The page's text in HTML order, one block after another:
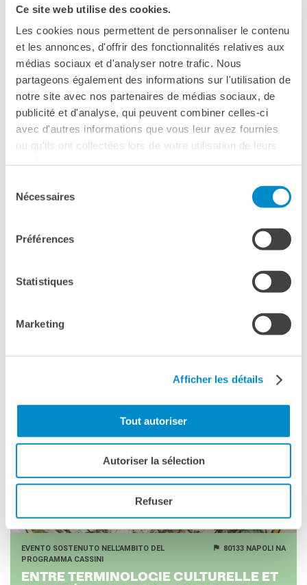
Ce site web utilise des cookies.
Les cookies nous permettent de personnaliser le contenu
et les annonces, d'offrir des fonctionnalités relatives aux
médias sociaux et d'analyser notre trafic. Nous
partageons également des informations sur l'utilisation de
notre site avec nos partenaires de médias sociaux, de
publicité et d'analyse, qui peuvent combiner celles-ci
avec d'autres informations que vous leur avez fournies
ou qu'ils ont collectées lors de votre utilisation de leurs
Nécessaires
Préférences
Statistiques
Marketing
Afficher les détails
Tout autoriser
Autoriser la sélection
Refuser
EVENTO SOSTENUTO NELL'AMBITO DEL PROGRAMMA
OÙ COM­MEN­CE LA MER ?
UNIVERSITÀ DI BOLOGNA
23 MARZO, 8:30
COM­PLEX OB­JEC­TS, DIF­FE­RENT PER­
CE­CI­DO­LO­GI­CAL COL­LEC­TIONS IN
ITALY, FRAN­CE, AND BEYOND
EVENTO SOSTENUTO NELL'AMBITO DEL
PROGRAMMA CASSINI
80133 NAPOLI NA
ENTRE TER­MI­NO­LO­GIE CUL­TU­REL­LE ET